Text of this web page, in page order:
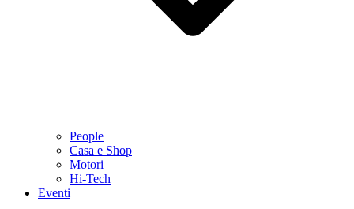
People
Casa e Shop
Motori
Hi-Tech
Eventi